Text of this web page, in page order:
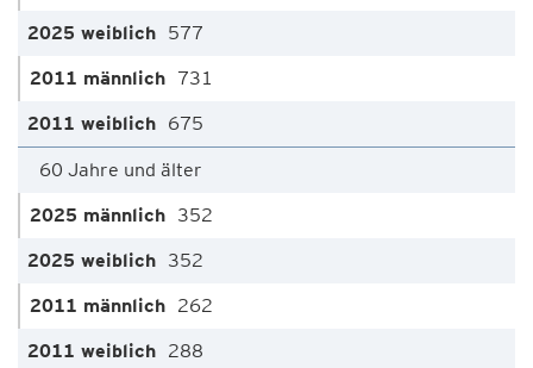
577
731
675
60 Jahre und älter
352
352
262
288